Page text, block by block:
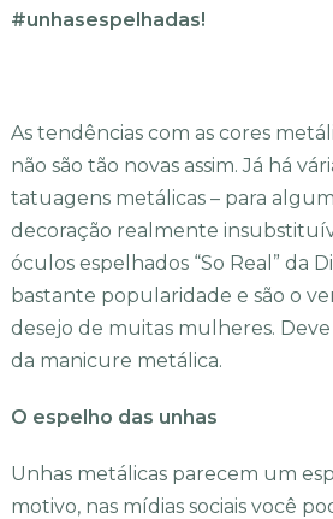
#unhasespelhadas!
As tendências com as cores
não são tão novas assim. Já há
tatuagens metálicas – para
decoração realmente
óculos espelhados “So Real” da
bastante popularidade e são o
desejo de muitas mulheres.
da manicure metálica.
O espelho das unhas
Unhas metálicas parecem um
motivo, nas mídias sociais você